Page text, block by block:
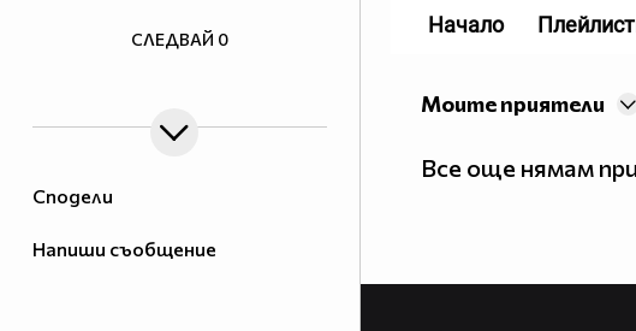
Сподели
Напиши съобщение
СЛЕДВАЙ 0
Моите приятели
Все още нямам
Начало